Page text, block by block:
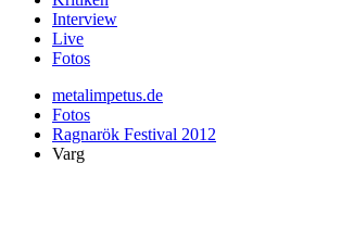
Interview
Live
Fotos
metalimpetus.de
Fotos
Ragnarök Festival 2012
Varg